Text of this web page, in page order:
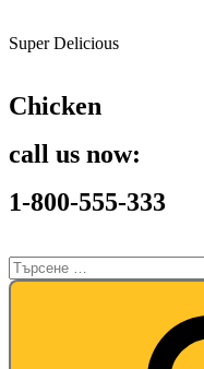
Super Delicious
Chicken
call us now:
1-800-555-333